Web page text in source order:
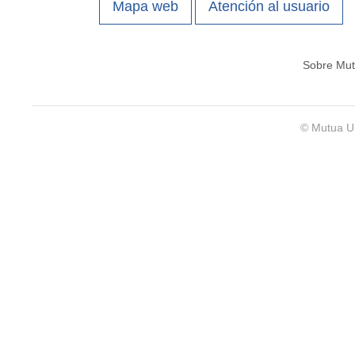
Mapa web Atención al usuario
Sobre
© Mutua